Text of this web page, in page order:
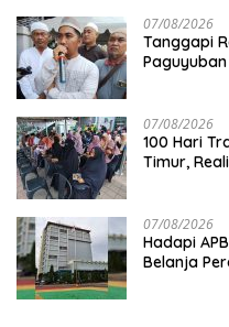
07/08/2026
Tanggapi
07/08/2026
100 Hari
Timur,
07/08/2026
Hadapi
Belanja